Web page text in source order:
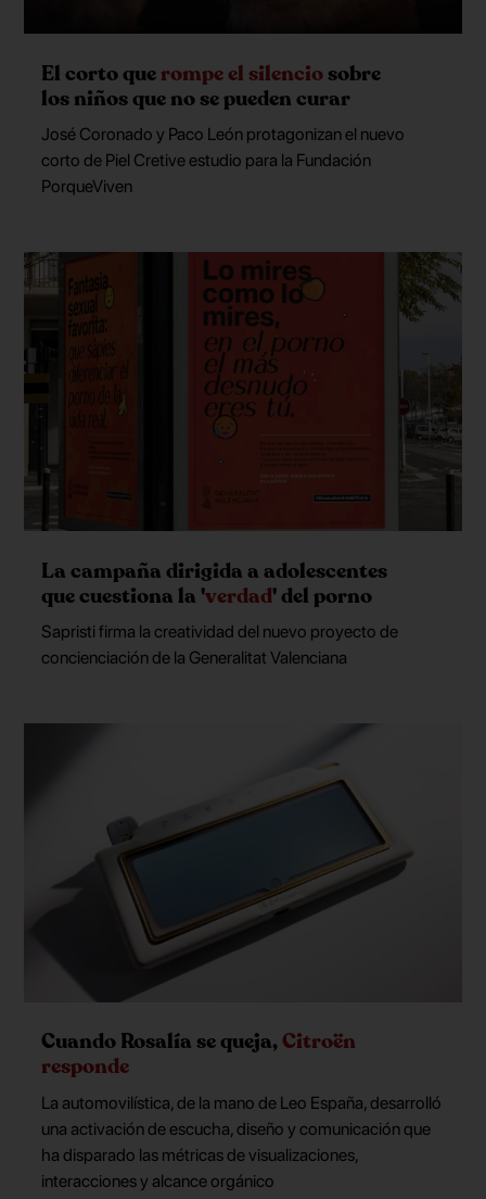
El corto querompe el silenciosobre
los niños que no se pueden curar
José Coronado y Paco León protagonizan el nuevo
corto de Piel Cretive estudio para la Fundación
PorqueViven
La campaña dirigida a adolescentes
que cuestiona la 'verdad' del porno
Sapristi firma la creatividad del nuevo proyecto de
concienciación de la Generalitat Valenciana
Cuando Rosalía se queja,Citroën
responde
La automovilística, de la mano de Leo España, desarrolló
una activación de escucha, diseño y comunicación que
ha disparado las métricas de visualizaciones,
interacciones y alcance orgánico